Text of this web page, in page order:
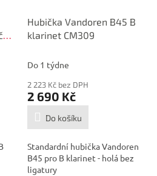
Hubička Vandoren B45 B
klarinet CM309
Do 1 týdne
2 223 Kč bez DPH
2 690 Kč
Do košíku
Standardní hubička Vandoren
B45 pro B klarinet - holá bez
ligatury